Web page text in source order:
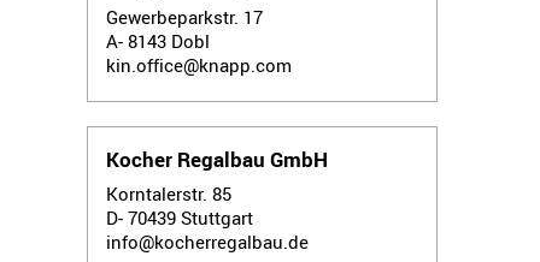
Gewerbeparkstr. 17
A- 8143 Dobl
kin.office@knapp.com
Kocher Regalbau GmbH
Korntalerstr. 85
D- 70439 Stuttgart
info@kocherregalbau.de